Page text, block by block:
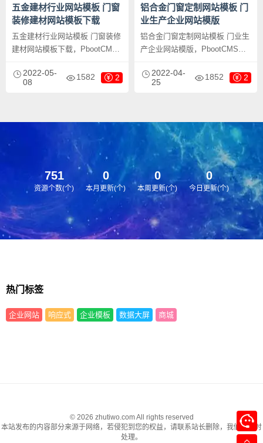
五金建材行业网站模板 门窗
装修建材网站模板下载
五金建材行业网站模板 门窗装修
建材网站模板下载，PbootCMS
用于门窗定制网站、五金建材网
站等企业，当然其他行业也可以
后台，数据即时同步，简单适
用！附带测试数据！
2022-05-
08
1582 2
铝合金门窗定制网站模板 门
业生产企业网站模版
铝合金门窗定制网站模板 门业生
产企业网站模版，PbootCMS内
于门窗网站、门窗网站等企业，
当然其他行业也可以做，只需要
据即时同步，简单适用！附带测
2022-04-
25
1852 2
751
资源个数(个)
0
本月更新(个)
0
本周更新(个)
0
今日更新(个)
热门标签
企业网站 响应式 企业模板 数据大屏 商城
© 2026 zhutiwo.com All rights reserved
本站发布的内容部分来源于网络，若侵犯到您的权益，请联系站长删除，我们将及时
处理。